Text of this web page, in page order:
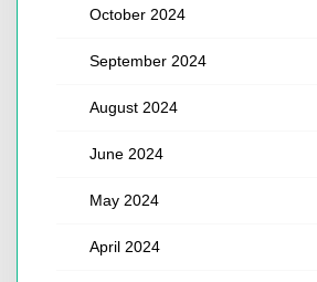
October 2024
September 2024
August 2024
June 2024
May 2024
April 2024